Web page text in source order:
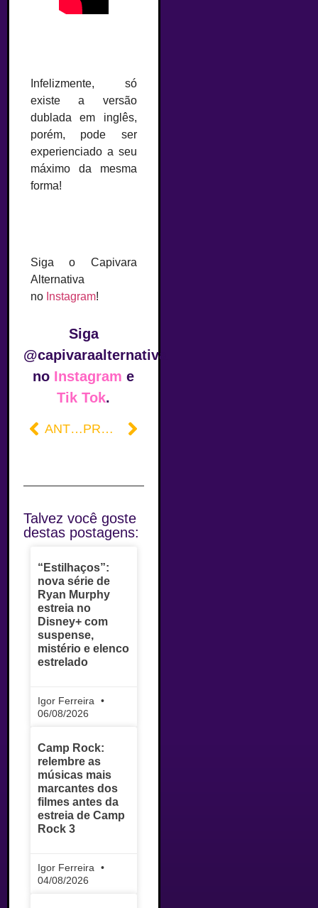
Infelizmente, só
existe a versão
dublada em inglês,
porém, pode ser
experienciado a seu
máximo da mesma
forma!
Siga o Capivara
Alternativa
no Instagram!
Siga
@capivaraalternativa
no Instagram e
Tik Tok.
ANTERIOR PRÓXIMO
Talvez você goste
destas postagens:
“Estilhaços”:
nova série de
Ryan Murphy
estreia no
Disney+ com
suspense,
mistério e elenco
estrelado
Igor Ferreira
06/08/2026
Camp Rock:
relembre as
músicas mais
marcantes dos
filmes antes da
estreia de Camp
Rock 3
Igor Ferreira
04/08/2026